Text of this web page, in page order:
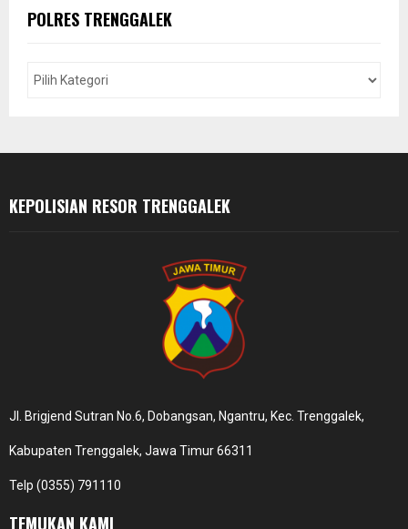
hPOLRES TRENGGALEK
KEPOLISIAN RESOR TRENGGALEK
Jl. Brigjend Sutran No.6, Dobangsan, Ngantru, Kec. Trenggalek,
Kabupaten Trenggalek, Jawa Timur 66311
Telp (0355) 791110
TEMUKAN KAMI